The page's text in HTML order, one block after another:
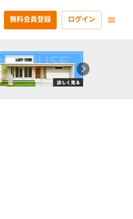
無料会員登録 ログイン